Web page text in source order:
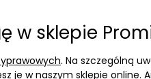
w sklepie
. Na szczególną
je w naszym sklepie online.